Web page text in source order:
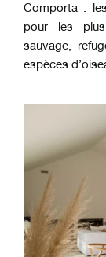
Comporta :
pour les
sauvage,
espèces